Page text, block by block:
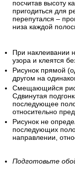
Сделайте
Для расчетов
нарезать все
посчитав высоту
пригодиться для
перепутался –
низа каждой
При наклеивании
узора и клеятся
Рисунок прямой
другом на
Смещающийся
последующее
относительно